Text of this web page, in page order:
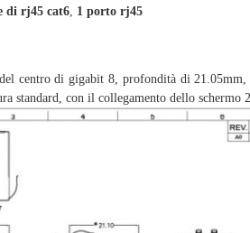
di rj45 cat6, 1 porto rj45
centro di gigabit 8, profondità di
standard, con il collegamento dello schermo